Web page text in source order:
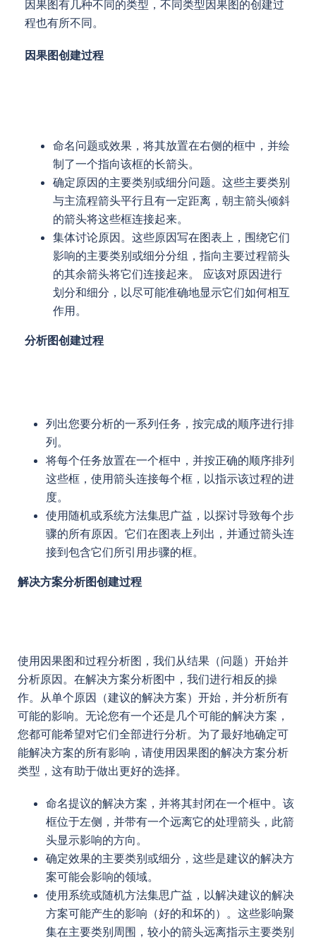
因果图有几种不同的类型，不同类型因果图的创建过
程也有所不同。
因果图创建过程
命名问题或效果，将其放置在右侧的框中，并绘
制了一个指向该框的长箭头。
确定原因的主要类别或细分问题。这些主要类别
与主流程箭头平行且有一定距离，朝主箭头倾斜
的箭头将这些框连接起来。
集体讨论原因。这些原因写在图表上，围绕它们
影响的主要类别或细分分组，指向主要过程箭头
的其余箭头将它们连接起来。 应该对原因进行
划分和细分，以尽可能准确地显示它们如何相互
作用。
分析图创建过程
列出您要分析的一系列任务，按完成的顺序进行排
列。
将每个任务放置在一个框中，并按正确的顺序排列
这些框，使用箭头连接每个框，以指示该过程的进
度。
使用随机或系统方法集思广益，以探讨导致每个步
骤的所有原因。它们在图表上列出，并通过箭头连
接到包含它们所引用步骤的框。
解决方案分析图创建过程
使用因果图和过程分析图，我们从结果（问题）开始并
分析原因。在解决方案分析图中，我们进行相反的操
作。从单个原因（建议的解决方案）开始，并分析所有
可能的影响。无论您有一个还是几个可能的解决方案，
您都可能希望对它们全部进行分析。为了最好地确定可
能解决方案的所有影响，请使用因果图的解决方案分析
类型，这有助于做出更好的选择。
命名提议的解决方案，并将其封闭在一个框中。该
框位于左侧，并带有一个远离它的处理箭头，此箭
头显示影响的方向。
确定效果的主要类别或细分，这些是建议的解决方
案可能会影响的领域。
使用系统或随机方法集思广益，以解决建议的解决
方案可能产生的影响（好的和坏的）。这些影响聚
集在主要类别周围，较小的箭头远离指示主要类别